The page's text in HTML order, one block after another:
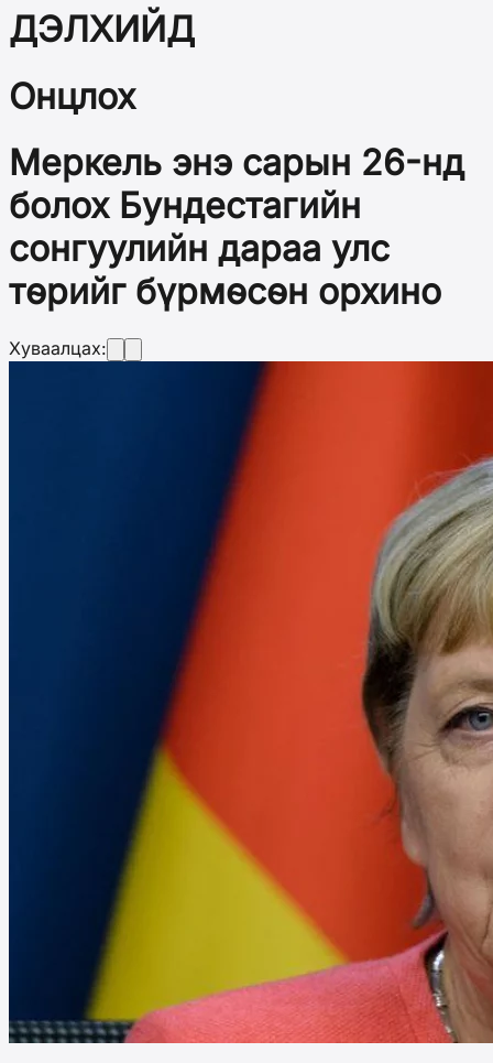
ДЭЛХИЙД
Онцлох
Меркель энэ сарын 26-нд
болох Бундестагийн
сонгуулийн дараа улс
төрийг бүрмөсөн орхино
Хуваалцах: